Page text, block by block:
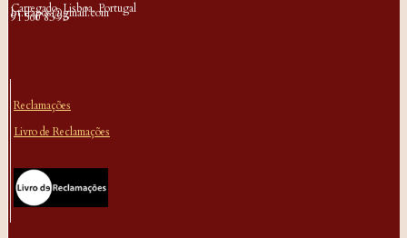
Carregado, Lisboa, Portugal
bt.trapos@gmail.com
91 560 83 93
Reclamações
Livro de Reclamações